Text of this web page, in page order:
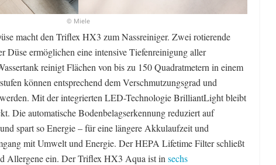
© Miele
macht den Triflex HX3 zum Nassreiniger. Zwei rotierende
Düse ermöglichen eine intensive Tiefenreinigung aller
reinigt Flächen von bis zu 150 Quadratmetern in einem
können entsprechend dem Verschmutzungsgrad und
Mit der integrierten LED-Technologie BrilliantLight bleibt
Die automatische Bodenbelagserkennung reduziert auf
spart so Energie – für eine längere Akkulaufzeit und
mit Umwelt und Energie. Der HEPA Lifetime Filter schließt
Allergene ein. Der Triflex HX3 Aqua ist in sechs